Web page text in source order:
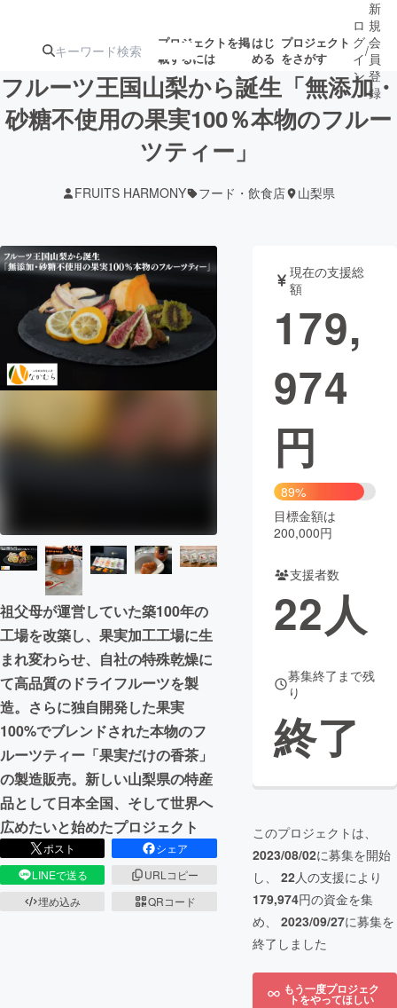
プロジェクトを掲
載するには
はじ
める
プロジェクト
をさがす
注目の新着プロ募集終了が近いプ
テクノロジー・ガジェット
映像・映画 書籍・雑誌
チャレンジ
まちづくり・地域活性化
CAMPFIRE Creation
コミュニティ
ロ
グ
イ
ン
/
新
規
会
員
登
録
フルーツ王国山梨から誕生「無添加・
砂糖不使用の果実100％本物のフルー
ツティー」
FRUITS HARMONY フード・飲食店 山梨県
祖父母が運営していた築100年の
工場を改築し、果実加工工場に生
まれ変わらせ、自社の特殊乾燥に
て高品質のドライフルーツを製
造。さらに独自開発した果実
100%でブレンドされた本物のフ
ルーツティー「果実だけの香茶」
の製造販売。新しい山梨県の特産
品として日本全国、そして世界へ
広めたいと始めたプロジェクト
ポスト
シェア
LINEで送る
URLコピー
埋め込み
QRコード
現在の支援総
額
179,
974
円
89%
目標金額は
200,000円
支援者数
22人
募集終了まで残
り
終了
このプロジェクトは、
2023/08/02に募集を開始
し、 22人の支援により
179,974円の資金を集
め、 2023/09/27に募集を
終了しました
もう一度プロジェク
トをやってほしい